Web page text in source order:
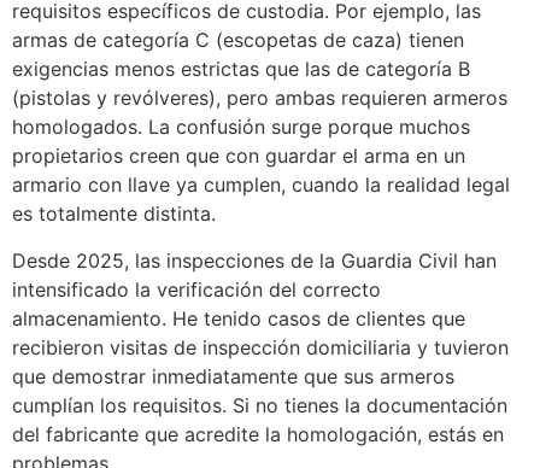
requisitos específicos de custodia. Por ejemplo, las
armas de categoría C (escopetas de caza) tienen
exigencias menos estrictas que las de categoría B
(pistolas y revólveres), pero ambas requieren armeros
homologados. La confusión surge porque muchos
propietarios creen que con guardar el arma en un
armario con llave ya cumplen, cuando la realidad legal
es totalmente distinta.
Desde 2025, las inspecciones de la Guardia Civil han
intensificado la verificación del correcto
almacenamiento. He tenido casos de clientes que
recibieron visitas de inspección domiciliaria y tuvieron
que demostrar inmediatamente que sus armeros
cumplían los requisitos. Si no tienes la documentación
del fabricante que acredite la homologación, estás en
problemas.